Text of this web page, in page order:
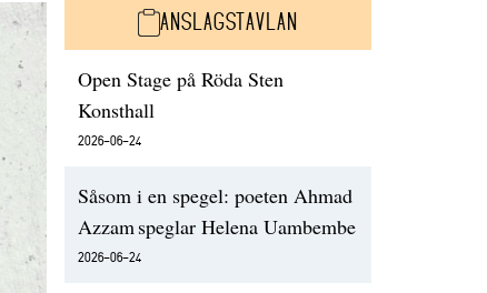
ANSLAGSTAVLAN
Open Stage på Röda Sten
Konsthall
2026-06-24
Såsom i en spegel: poeten Ahmad
Azzam speglar Helena Uambembe
2026-06-24